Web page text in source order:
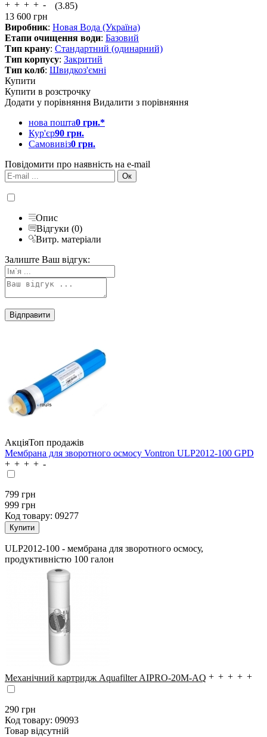
(3.85)
13 600 грн
Виробник: Новая Вода (Україна)
Етапи очищення води: Базовий
Тип крану: Стандартний (одинарний)
Тип корпусу: Закритий
Тип колб: Швидкоз'ємні
Купити
Купити в розстрочку
Додати у порівняння Видалити з порівняння
нова пошта0 грн.*
Кур'єр90 грн.
Самовивіз0 грн.
Повідомити про наявність на e-mail
Опис
Відгуки (0)
Витр. матеріали
Залиште Ваш відгук:
АкціяТоп продажів
Мембрана для зворотного осмосу Vontron ULP2012-100 GPD
799 грн
999 грн
Код товару: 09277
ULP2012-100 - мембрана для зворотного осмосу,
продуктивністю 100 галон
Механічний картридж Aquafilter AIPRO-20M-AQ
290 грн
Код товару: 09093
Товар відсутній